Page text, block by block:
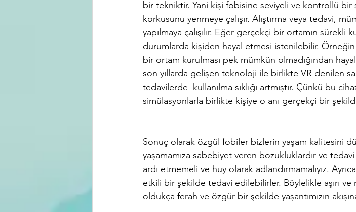
bir tekniktir. Yani kişi fobisine seviyeli ve kontrollü bir
korkusunu yenmeye çalışır. Alıştırma veya tedavi,
yapılmaya çalışılır. Eğer gerçekçi bir ortamın sürekli
durumlarda kişiden hayal etmesi istenilebilir.
bir ortam kurulması pek mümkün olmadığından
son yıllarda gelişen teknoloji ile birlikte VR denilen
tedavilerde  kullanılma sıklığı artmıştır. Çünkü bu
simülasyonlarla birlikte kişiye o anı gerçekçi bir
Sonuç olarak özgül fobiler bizlerin yaşam kalitesini
yaşamamıza sabebiyet veren bozukluklardır ve
ardı etmemeli ve huy olarak adlandırmamalıyız.
etkili bir şekilde tedavi edilebilirler. Böylelikle aşırı ve
oldukça ferah ve özgür bir şekilde yaşantımızın